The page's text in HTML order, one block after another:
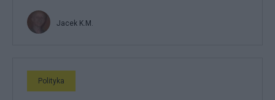
Jacek K.M.
Polityka